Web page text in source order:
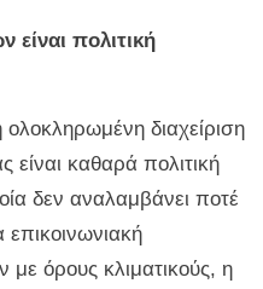
είναι πολιτική
διαχείριση
καθαρά πολιτική
δεν αναλαμβάνει ποτέ
επικοινωνιακή
όρους κλιματικούς, η